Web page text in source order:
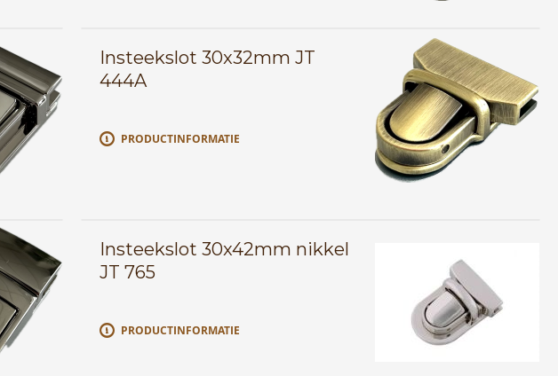
Insteekslot 30x32mm JT
444A
PRODUCTINFORMATIE
Insteekslot 30x42mm nikkel
JT 765
PRODUCTINFORMATIE